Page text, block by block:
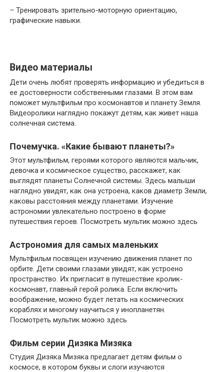
– Тренировать зрительно-моторную ориентацию,
графические навыки.
Видео материалы
Дети очень любят проверять информацию и убедиться в
ее достоверности собственными глазами. В этом вам
поможет мультфильм про космонавтов и планету Земля.
Видеоролики наглядно покажут детям, как живет наша
солнечная система.
Почемучка. «Какие бывают планеты?»
Этот мультфильм, героями которого являются мальчик,
девочка и космическое существо, расскажет, как
выглядят планеты Солнечной системы. Здесь малыши
наглядно увидят, как она устроена, каков диаметр Земли,
каковы расстояния между планетами. Изучение
астрономии увлекательно построено в форме
путешествия героев. Посмотреть мультик можно здесь
Астрономия для самых маленьких
Мультфильм посвящен изучению движения планет по
орбите. Дети своими глазами увидят, как устроено
пространство. Их пригласит в путешествие кролик-
космонавт, главный герой ролика. Если включить
воображение, можно будет летать на космических
кораблях и многому научиться у инопланетян.
Посмотреть мультик можно здесь
Фильм серии Дизяка Мизяка
Студия Дизяка Мизяка предлагает детям фильм о
космосе, в котором буквы и слоги изучаются